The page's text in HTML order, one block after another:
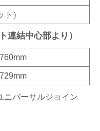
）
連結中心部より）
ニバーサルジョイン